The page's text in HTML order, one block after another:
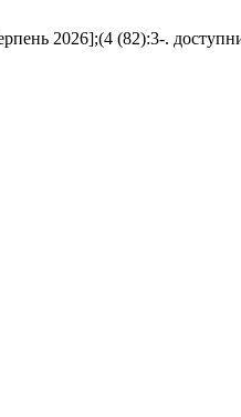
2026];(4 (82):3-.